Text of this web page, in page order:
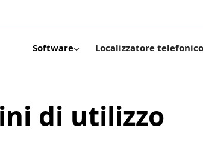
Software Localizzatore telefonico
di utilizzo